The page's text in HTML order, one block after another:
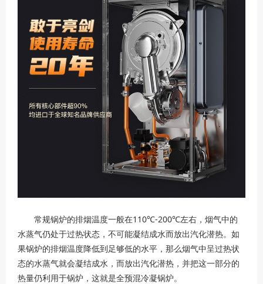
常规锅炉的排烟温度一般在110℃-200℃左右，烟气中的
水蒸气仍处于过热状态，不可能凝结成水而放出汽化潜热。如
果锅炉的排烟温度降低到足够低的水平，那么烟气中呈过热状
态的水蒸气就会凝结成水，而放出汽化潜热，并把这一部分的
热量仍利用于锅炉，这就是全预混冷凝锅炉。